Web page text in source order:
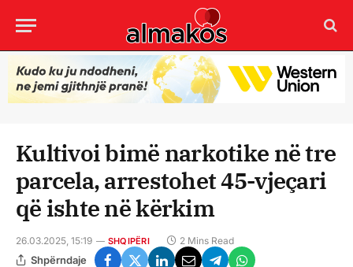
Kultivoi bimë narkotike në tre
parcela, arrestohet 45-vjeçari
që ishte në kërkim
26.03.2025, 15:19 SHQIPËRI 2 Mins Read
Shpërndaje